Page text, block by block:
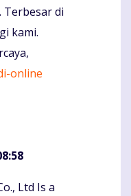
Terbesar di
kami.
online
Ltd Is a